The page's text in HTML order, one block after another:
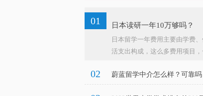
01 日本读研一年10万够吗？
日本留学一年费用主要由学费
活支出构成，这么多费用项目
02 蔚蓝留学中介怎么样？可靠吗